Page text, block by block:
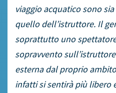
viaggio acquatico sono
quello dell’istruttore. Il
soprattutto uno
sopravvento
esterna dal proprio
infatti si sentirà più libero